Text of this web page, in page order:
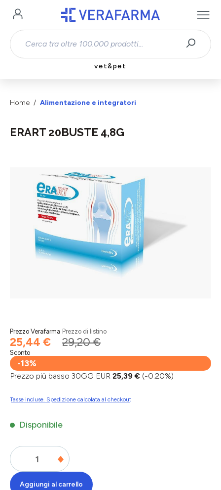
Passa al contenuto principale
vet&pet
Home Alimentazione e integratori
ERART 20BUSTE 4,8G
Salta la galleria di immagini
Prezzo Verafarma
25,44 €
Prezzo di listino
29,20 €
Sconto
-13%
Prezzo più basso 30GG EUR 25,39 € (-0.20%)
Tasse incluse. Spedizione calcolata al checkout
Disponibile
Aggiungi al carrello